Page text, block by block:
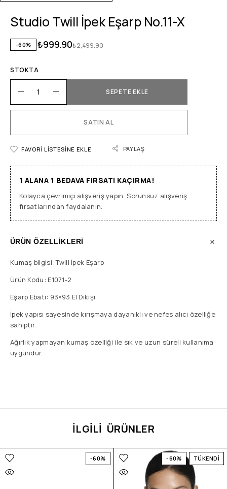
Studio Twill İpek Eşarp No.11-X
-60% ₺2,499.90
₺999.90
STOKTA
SEPETE EKLE
SATIN AL
FAVORI LISTESINE EKLE PAYLAŞ
1 ALANA 1 BEDAVA FIRSATI KAÇIRMA!
Kolayca çevrimiçi alışveriş yapın. Sorunsuz alışveriş
fırsatlarından faydalanın.
ÜRÜN ÖZELLİKLERİ
Kumaş bilgisi: Twill İpek Eşarp
Ürün Kodu: E1071-2
Eşarp Ebatı: 93×93 El Dikişi
İpek yapısı sayesinde kırışmaya dayanıklı ve nefes alıcı özelliğe
sahiptir.
Ağırlık yapmayan kumaş özelliği ile sık ve uzun süreli kullanıma
uygundur.
İLGİLİ ÜRÜNLER
-60% -60% TÜKENDİ